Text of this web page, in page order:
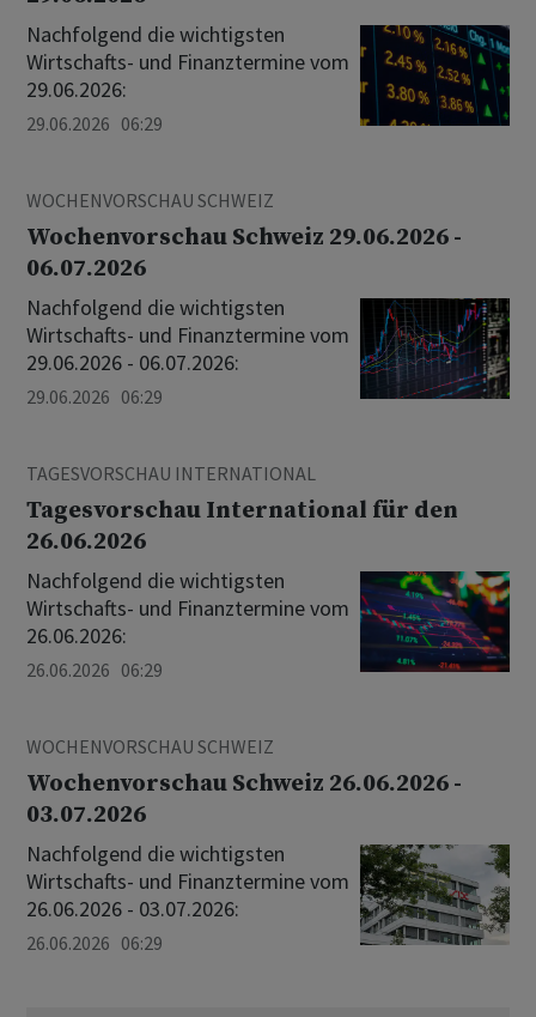
Nachfolgend die wichtigsten
Wirtschafts- und Finanztermine vom
29.06.2026:
29.06.2026 06:29
WOCHENVORSCHAU SCHWEIZ
Wochenvorschau Schweiz 29.06.2026 -
06.07.2026
Nachfolgend die wichtigsten
Wirtschafts- und Finanztermine vom
29.06.2026 - 06.07.2026:
29.06.2026 06:29
TAGESVORSCHAU INTERNATIONAL
Tagesvorschau International für den
26.06.2026
Nachfolgend die wichtigsten
Wirtschafts- und Finanztermine vom
26.06.2026:
26.06.2026 06:29
WOCHENVORSCHAU SCHWEIZ
Wochenvorschau Schweiz 26.06.2026 -
03.07.2026
Nachfolgend die wichtigsten
Wirtschafts- und Finanztermine vom
26.06.2026 - 03.07.2026:
26.06.2026 06:29